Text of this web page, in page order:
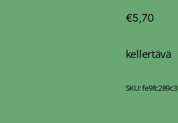
€5,70
kellertävä
SKU: